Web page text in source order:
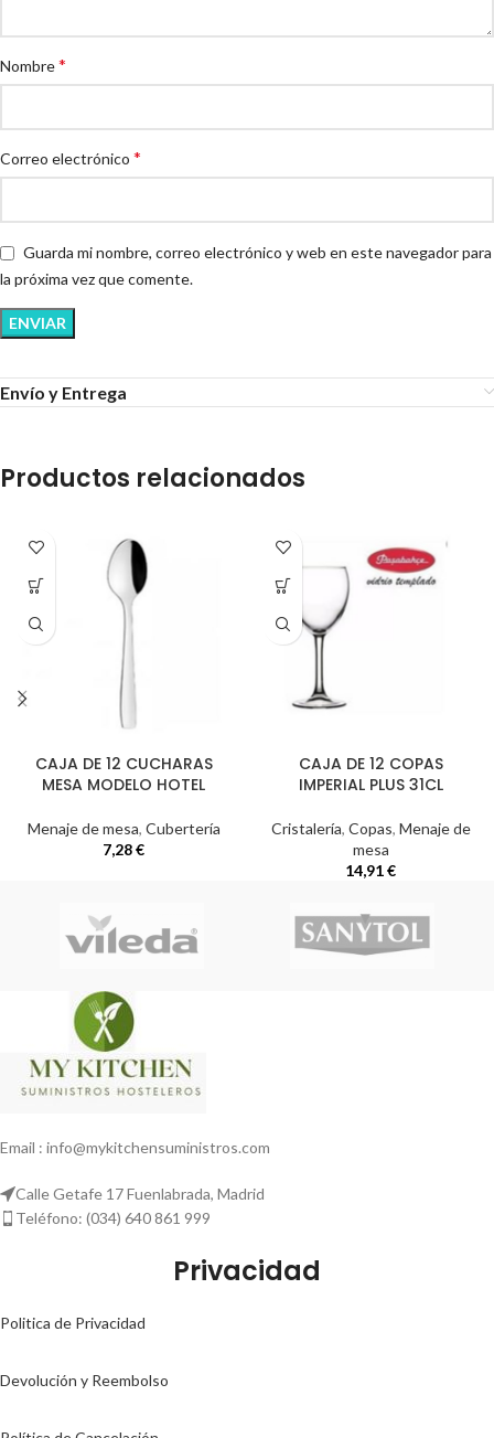
Nombre*
Correo electrónico *
Guarda mi nombre, correo electrónico y web en este navegador para
la próxima vez que comente.
Envío y Entrega
Productos relacionados
CAJA DE 12 CUCHARAS
MESA MODELO HOTEL
Menaje de mesa, Cubertería
7,28€
CAJA DE 12 COPAS
IMPERIAL PLUS 31CL
Cristalería, Copas, Menaje de
mesa
14,91€
Email : info@mykitchensuministros.com
Calle Getafe 17 Fuenlabrada, Madrid
Teléfono: (034) 640 861 999
Privacidad
Politica de Privacidad
Devolución y Reembolso